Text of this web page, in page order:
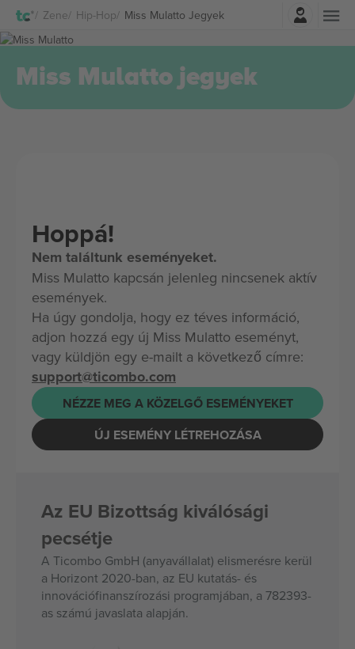
Zene Hip-Hop Miss Mulatto Jegyek
Belépés
Miss Mulatto jegyek
Hoppá!
Nem találtunk eseményeket.
Miss Mulatto kapcsán jelenleg nincsenek aktív
események.
Ha úgy gondolja, hogy ez téves információ,
adjon hozzá egy új Miss Mulatto eseményt,
vagy küldjön egy e-mailt a következő címre:
support@ticombo.com
NÉZZE MEG A KÖZELGŐ ESEMÉNYEKET
ÚJ ESEMÉNY LÉTREHOZÁSA
Az EU Bizottság kiválósági
pecsétje
A Ticombo GmbH (anyavállalat) elismerésre kerül
a Horizont 2020-ban, az EU kutatás- és
innovációfinanszírozási programjában, a 782393-
as számú javaslata alapján.